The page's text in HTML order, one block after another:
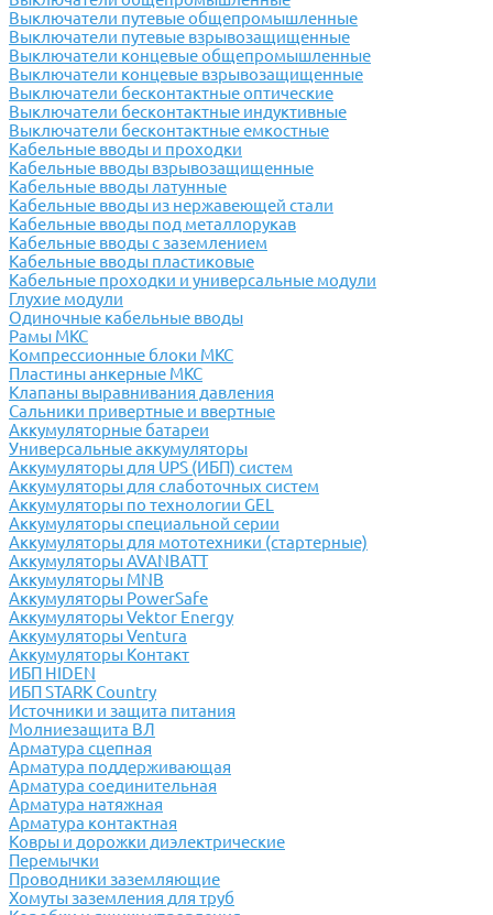
Выключатели путевые общепромышленные
Выключатели путевые взрывозащищенные
Выключатели концевые общепромышленные
Выключатели концевые взрывозащищенные
Выключатели бесконтактные оптические
Выключатели бесконтактные индуктивные
Выключатели бесконтактные емкостные
Кабельные вводы и проходки
Кабельные вводы взрывозащищенные
Кабельные вводы латунные
Кабельные вводы из нержавеющей стали
Кабельные вводы под металлорукав
Кабельные вводы с заземлением
Кабельные вводы пластиковые
Кабельные проходки и универсальные модули
Глухие модули
Одиночные кабельные вводы
Рамы МКС
Компрессионные блоки МКС
Пластины анкерные МКС
Клапаны выравнивания давления
Сальники привертные и ввертные
Аккумуляторные батареи
Универсальные аккумуляторы
Аккумуляторы для UPS (ИБП) систем
Аккумуляторы для слаботочных систем
Аккумуляторы по технологии GEL
Аккумуляторы специальной серии
Аккумуляторы для мототехники (стартерные)
Аккумуляторы AVANBATT
Аккумуляторы MNB
Аккумуляторы PowerSafe
Аккумуляторы Vektor Energy
Аккумуляторы Ventura
Аккумуляторы Контакт
ИБП HIDEN
ИБП STARK Country
Источники и защита питания
Молниезащита ВЛ
Арматура сцепная
Арматура поддерживающая
Арматура соединительная
Арматура натяжная
Арматура контактная
Ковры и дорожки диэлектрические
Перемычки
Проводники заземляющие
Хомуты заземления для труб